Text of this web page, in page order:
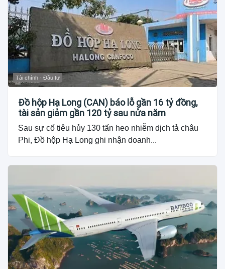
Tài chính - Đầu tư
Đồ hộp Hạ Long (CAN) báo lỗ gần 16 tỷ đồng,
tài sản giảm gần 120 tỷ sau nửa năm
Sau sự cố tiêu hủy 130 tấn heo nhiễm dịch tả châu
Phi, Đồ hộp Hạ Long ghi nhận doanh...